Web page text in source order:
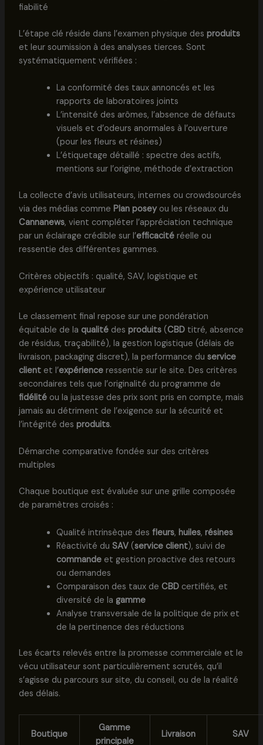
fiabilité
L’étape clé réside dans l’examen physique des produits
et leur soumission à des analyses tierces. Sont
systématiquement vérifiées :
La conformité des taux annoncés et les
rapports de laboratoires joints
L’intensité des arômes, l’absence de défauts
visuels et d’odeurs anormales à l’ouverture
(pour les fleurs et résines)
L’étiquetage détaillé : spectre des actifs,
mentions sur l’origine, méthode d’extraction
La collecte d’avis utilisateurs, internes ou crowdsourcés
via des médias comme Plan poseyou les réseaux du
Cannanews, vient compléter l’appréciation technique
par un éclairage crédible sur l’efficacitéréelle ou
ressentie des différentes gammes.
Critères objectifs : qualité, SAV, logistique et
expérience utilisateur
Le classement final repose sur une pondération
équitable de la qualitédes produits(CBDtitré, absence
de résidus, traçabilité), la gestion logistique (délais de
livraison, packaging discret), la performance du service
clientet l’expérienceressentie sur le site. Des critères
secondaires tels que l’originalité du programme de
fidélitéou la justesse des prix sont pris en compte, mais
jamais au détriment de l’exigence sur la sécurité et
l’intégrité des produits.
Démarche comparative fondée sur des critères
multiples
Chaque boutique est évaluée sur une grille composée
de paramètres croisés :
Qualité intrinsèque des fleurs, huiles, résines
Réactivité du SAV(service client), suivi de
commandeet gestion proactive des retours
ou demandes
Comparaison des taux de CBDcertifiés, et
diversité de la gamme
Analyse transversale de la politique de prix et
de la pertinence des réductions
Les écarts relevés entre la promesse commerciale et le
vécu utilisateur sont particulièrement scrutés, qu’il
s’agisse du parcours sur site, du conseil, ou de la réalité
des délais.
Boutique
Gamme
principale
Livraison SAV